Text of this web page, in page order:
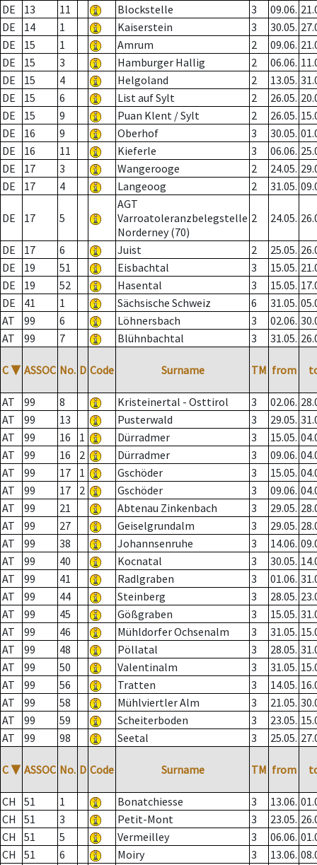
DE
13 11 Blockstelle 3 09.06.
DE
14 1 Kaiserstein 3 30.05.
DE
15 1 Amrum 2 09.06.
DE
15 3 Hamburger Hallig 2 06.06.
DE
15 4 Helgoland 2 13.05.
DE
15 6 List auf Sylt 2 26.05.
DE
15 9 Puan Klent / Sylt 2 26.05.
DE
16 9 Oberhof 3 30.05.
DE
16 11 Kieferle 3 06.06.
DE
17 3 Wangerooge 2 24.05.
DE
17 4 Langeoog 2 31.05.
DE 17 5
AGT
Varroatoleranzbelegstelle
Norderney (70)
2 24.05.
DE 17 6 Juist 2 25.05.
DE
19 51 Eisbachtal 3 15.05.
DE
19 52 Hasental 3 15.05.
DE
41 1 Sächsische Schweiz 6 31.05.
AT
99 6 Löhnersbach 3 02.06.
AT
99 7 Blühnbachtal 3 31.05.
C ▼ ASSOC No. D Code Surname TM from
AT 99 8 Kristeinertal - Osttirol 3 02.06.
AT
99 13 Pusterwald 3 29.05.
AT
99 16 1 Dürradmer 3 15.05.
AT
99 16 2 Dürradmer 3 09.06.
AT
99 17 1 Gschöder 3 15.05.
AT
99 17 2 Gschöder 3 09.06.
AT
99 21 Abtenau Zinkenbach 3 29.05.
AT
99 27 Geiselgrundalm 3 29.05.
AT
99 38 Johannsenruhe 3 14.06.
AT
99 40 Kocnatal 3 30.05.
AT
99 41 Radlgraben 3 01.06.
AT
99 44 Steinberg 3 28.05.
AT
99 45 Gößgraben 3 15.05.
AT
99 46 Mühldorfer Ochsenalm 3 31.05.
AT
99 48 Pöllatal 3 28.05.
AT
99 50 Valentinalm 3 31.05.
AT
99 56 Tratten 3 14.05.
AT
99 58 Mühlviertler Alm 3 21.05.
AT
99 59 Scheiterboden 3 23.05.
AT
99 98 Seetal 3 25.05.
C ▼ ASSOC No. D Code Surname TM from
CH 51 1 Bonatchiesse 3 13.06.
CH
51 3 Petit-Mont 3 23.05.
CH
51 5 Vermeilley 3 06.06.
CH
51 6 Moiry 3 13.06.